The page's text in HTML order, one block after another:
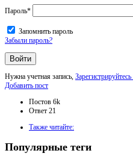
Пароль*
Запомнить пароль
Забыли пароль?
Нужна учетная запись, Зарегистрируйтесь
Боковая
Добавить пост
Статистика
Постов 6k
Ответ 21
Также читайте:
Популярные теги